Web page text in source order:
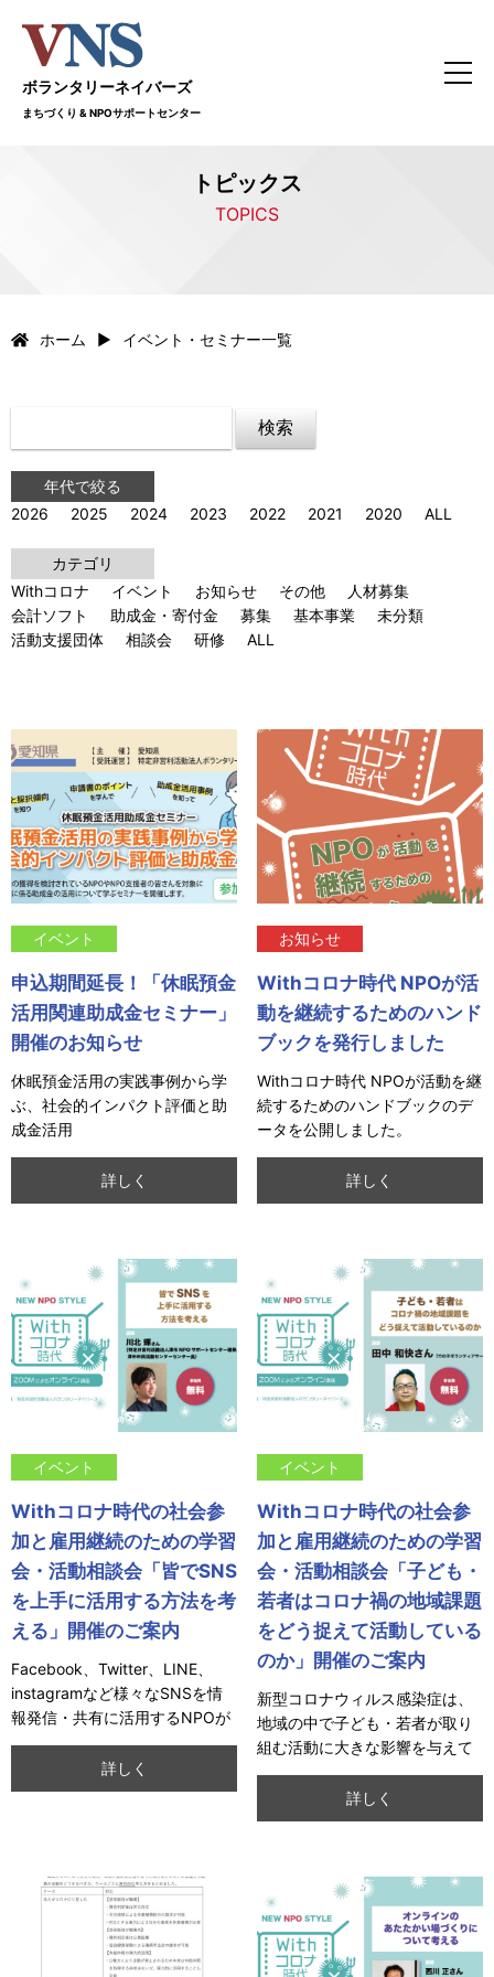
ボランタリーネイバーズ
まちづくり & NPOサポートセンター
トピックス
TOPICS
ホーム イベント・セミナー一覧
年代で絞る
2026
2025 2024 2023 2022 2021 2020 ALL
カテゴリ
Withコロナ
イベント お知らせ その他
人材募集
会計ソフト
助成金・寄付金 募集 基本事業
未分類
活動支援団体
相談会 研修 ALL
イベント
申込期間延長！「休眠預金
活用関連助成金セミナー」
開催のお知らせ
休眠預金活用の実践事例から学
ぶ、社会的インパクト評価と助
成金活用
詳しく
お知らせ
Withコロナ時代 NPOが活
動を継続するためのハンド
ブックを発行しました
Withコロナ時代 NPOが活動を継
続するためのハンドブックのデ
ータを公開しました。
詳しく
イベント
Withコロナ時代の社会参
加と雇用継続のための学習
会・活動相談会「皆でSNS
を上手に活用する方法を考
える」開催のご案内
Facebook、Twitter、LINE、
instagramなど様々なSNSを情
報発信・共有に活用するNPOが
増えています。参加
詳しく
イベント
Withコロナ時代の社会参
加と雇用継続のための学習
会・活動相談会「子ども・
若者はコロナ禍の地域課題
をどう捉えて活動している
のか」開催のご案内
新型コロナウィルス感染症は、
地域の中で子ども・若者が取り
組む活動に大きな影響を与えて
います。名古屋市中村区を中心
に地域とつながりな
詳しく